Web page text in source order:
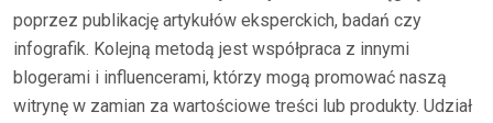
poprzez publikację artykułów eksperckich, badań czy
infografik. Kolejną metodą jest współpraca z innymi
blogerami i influencerami, którzy mogą promować naszą
witrynę w zamian za wartościowe treści lub produkty. Udział